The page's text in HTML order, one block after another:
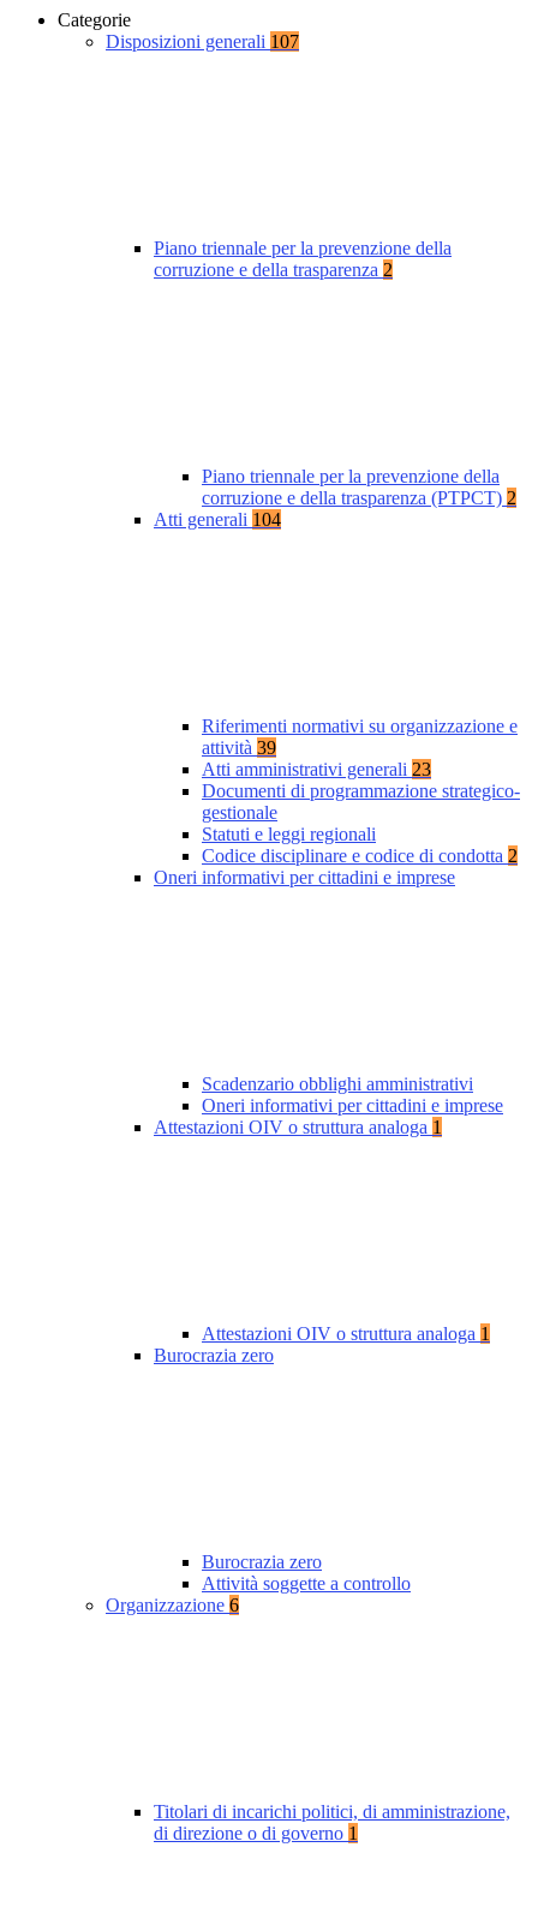
Categorie
Disposizioni generali 107
Piano triennale per la prevenzione della
corruzione e della trasparenza 2
Piano triennale per la prevenzione della
corruzione e della trasparenza (PTPCT) 2
Atti generali 104
Riferimenti normativi su organizzazione e
attività 39
Atti amministrativi generali 23
Documenti di programmazione strategico-
gestionale
Statuti e leggi regionali
Codice disciplinare e codice di condotta 2
Oneri informativi per cittadini e imprese
Scadenzario obblighi amministrativi
Oneri informativi per cittadini e imprese
Attestazioni OIV o struttura analoga 1
Attestazioni OIV o struttura analoga 1
Burocrazia zero
Burocrazia zero
Attività soggette a controllo
Organizzazione 6
Titolari di incarichi politici, di amministrazione,
di direzione o di governo 1